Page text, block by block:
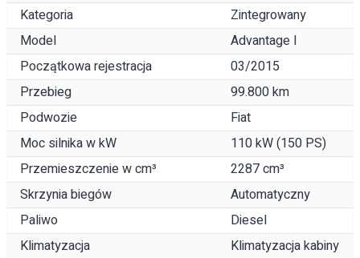
Kategoria
Zintegrowany
Model
Advantage I
Początkowa rejestracja
03/2015
Przebieg
99.800 km
Podwozie
Fiat
Moc silnika w kW
110 kW (150 PS)
Przemieszczenie w cm³
2287 cm³
Skrzynia biegów
Automatyczny
Paliwo
Diesel
Klimatyzacja
Klimatyzacja kabiny